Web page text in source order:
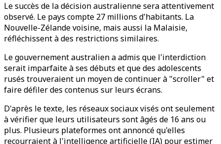
Le succès de la décision australienne sera attentivement
observé. Le pays compte 27 millions d'habitants. La
Nouvelle-Zélande voisine, mais aussi la Malaisie,
réfléchissent à des restrictions similaires.
Le gouvernement australien a admis que l'interdiction
serait imparfaite à ses débuts et que des adolescents
rusés trouveraient un moyen de continuer à "scroller" et
faire défiler des contenus sur leurs écrans.
D'après le texte, les réseaux sociaux visés ont seulement
à vérifier que leurs utilisateurs sont âgés de 16 ans ou
plus. Plusieurs plateformes ont annoncé qu'elles
recourraient à l'intelligence artificielle (IA) pour estimer